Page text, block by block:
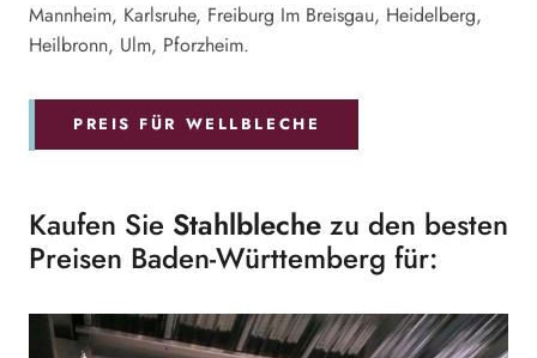
Mannheim, Karlsruhe, Freiburg Im Breisgau, Heidelberg,
Heilbronn, Ulm, Pforzheim.
PREIS FÜR WELLBLECHE
Kaufen Sie Stahlbleche zu den besten
Preisen Baden-Württemberg für: